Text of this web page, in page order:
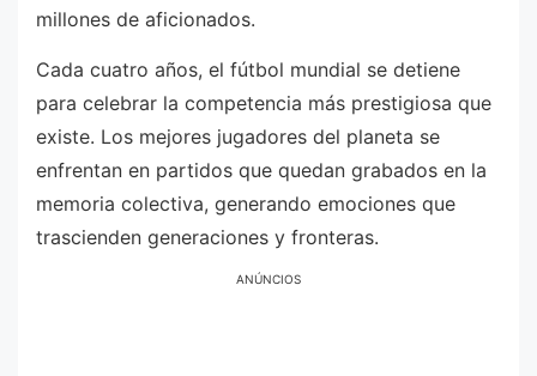
millones de aficionados.
Cada cuatro años, el fútbol mundial se detiene
para celebrar la competencia más prestigiosa que
existe. Los mejores jugadores del planeta se
enfrentan en partidos que quedan grabados en la
memoria colectiva, generando emociones que
trascienden generaciones y fronteras.
ANÚNCIOS